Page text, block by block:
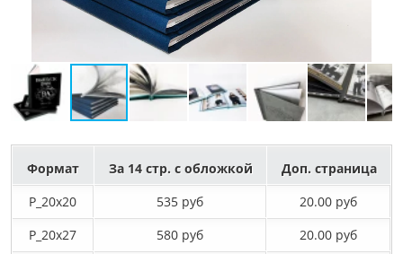
Формат За 14 стр. с обложкой
Доп. страница
P_20х20
535 руб
20.00 руб
P_20х27
580 руб
20.00 руб